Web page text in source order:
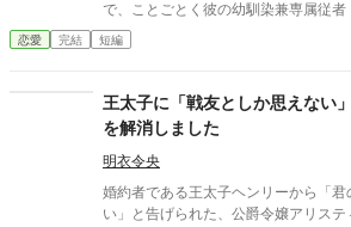
で、ことごとく彼の幼馴染兼専属従
いた。セシリアやその父である公爵
しても、ジュリアンは「悪気はないん
な対応に堪忍袋の緒が切れたセシリ
国記念夜会という晴れの舞台で決着を
貴族が見守る中、逃げ場のない完璧な
きつけ、身勝手な二人と身内を庇い続
へと追い込んでいく。
恋愛 完結 短編
王太子に「戦友としか思えない
を解消しました
明衣令央
婚約者である王太子ヘンリーから「
い」と告げられた、公爵令嬢アリス